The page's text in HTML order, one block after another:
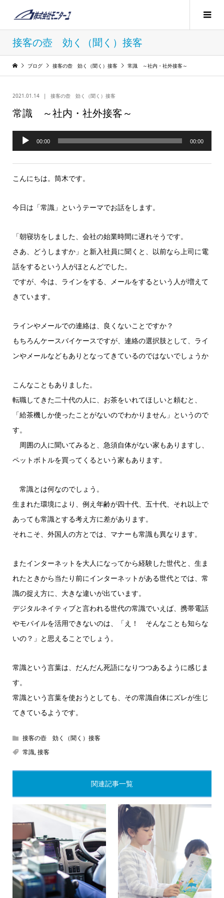
接客の壺 効く（聞く）接客
ブログ 接客の壺 効く（聞く）接客 常識 ～社内・社外接客～
2021.01.14 接客の壺 効く（聞く）接客
常識 ～社内・社外接客～
声
レ
ヤ
00:00 00:00
こんにちは。筒木です。
今日は「常識」というテーマでお話をします。
「朝寝坊をしました、会社の始業時間に遅れそうです。
さあ、どうしますか」と新入社員に聞くと、以前なら上司に電
話をするという人がほとんどでした。
ですが、今は、ラインをする、メールをするという人が増えて
きています。
ラインやメールでの連絡は、良くないことですか？
もちろんケースバイケースですが、連絡の選択肢として、ライ
ンやメールなどもありとなってきているのではないでしょうか
こんなこともありました。
転職してきた二十代の人に、お茶をいれてほしいと頼むと、
「給茶機しか使ったことがないのでわかりません」というので
す。
周囲の人に聞いてみると、急須自体がない家もありますし、
ペットボトルを買ってくるという家もあります。
常識とは何なのでしょう。
生まれた環境により、例え年齢が四十代、五十代、それ以上で
あっても常識とする考え方に差があります。
それこそ、外国人の方とでは、マナーも常識も異なります。
またインターネットを大人になってから経験した世代と、生ま
れたときから当たり前にインターネットがある世代とでは、常
識の捉え方に、大きな違いが出ています。
デジタルネイティブと言われる世代の常識でいえば、携帯電話
やモバイルを活用できないのは、「え！ そんなことも知らな
いの？」と思えることでしょう。
常識という言葉は、だんだん死語になりつつあるように感じま
す。
常識という言葉を使おうとしても、その常識自体にズレが生じ
てきているようです。
接客の壺 効く（聞く）接客
常識,接客
関連記事一覧